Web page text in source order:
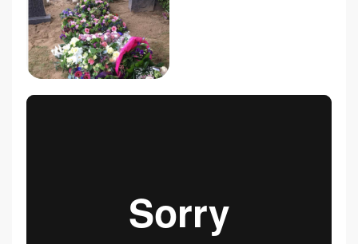
Ik heb 3 jaar gevraagd en geschreven naar mijn zus
(26) of zij deze kant op wilde om dicht bij te komen
wonen zodat ik als broer meer voor haar betekenen
kon in haar zorg en veiligheid (rond om haar ziekte) ,
echter tot mijn verbazing stond zij juni 2016 uit
eindelijk bij mij aan de deur en heb ik haar geholpen
excuses het klinkt rot) ze kon niet meer wat ze graag
deed, jong zijn , feesten , met je leeftijd genoten
genieten van de jeugd, dit ging tot haar besef erg in